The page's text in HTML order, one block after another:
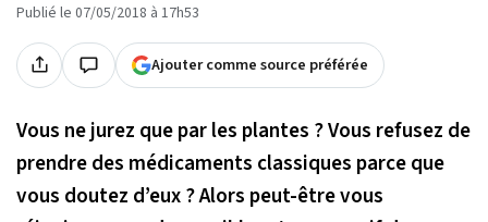
Publié le 07/05/2018 à 17h53
Ajouter comme source préférée
Vous ne jurez que par les plantes ? Vous refusez de
prendre des médicaments classiques parce que
vous doutez d’eux ? Alors peut-être vous